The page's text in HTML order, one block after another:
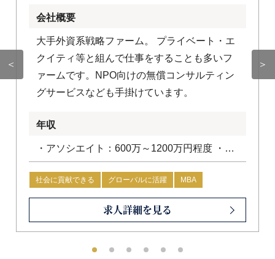
＜
会社概要
大手外資系戦略ファーム。 プライベート・エ
クイティ等と組んで仕事をすることも多いフ
ァームです。NPO向けの無償コンサルティン
グサービスなども手掛けています。
年収
・アソシエイト：600万～1200万円程度 ・コ
社会に貢献できる グローバルに活躍 MBA
求人詳細を見る
＞